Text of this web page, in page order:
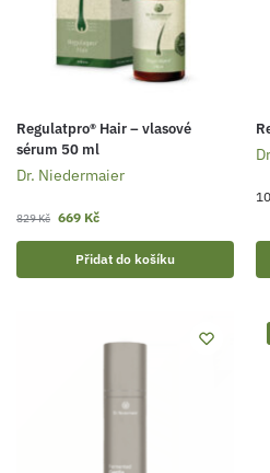
Regulatpro® Hair – vlasové
sérum 50 ml
Dr. Niedermaier
829Kč 669 Kč
Přidat do košíku